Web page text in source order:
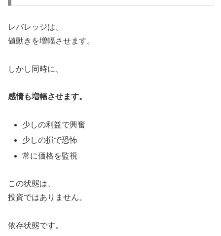
レバレッジは、
値動きを増幅させます。
しかし同時に、
感情も増幅させます。
少しの利益で興奮
少しの損で恐怖
常に価格を監視
この状態は、
投資ではありません。
依存状態です。